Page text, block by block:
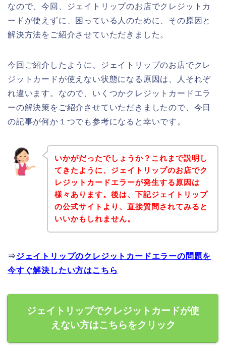
なので、今回、ジェイトリップのお店でクレジットカ
ードが使えずに、困っている人のために、その原因と
解決方法をご紹介させていただきました。
今回ご紹介したように、ジェイトリップのお店でクレ
ジットカードが使えない状態になる原因は、人それぞ
れ違います。なので、いくつかクレジットカードエラ
ーの解決策をご紹介させていただきましたので、今日
の記事が何か１つでも参考になると幸いです。
いかがだったでしょうか？これまで説明し
てきたように、ジェイトリップのお店でク
レジットカードエラーが発生する原因は
様々あります。後は、下記ジェイトリップ
の公式サイトより、直接質問されてみると
いいかもしれません。
⇒ジェイトリップのクレジットカードエラーの問題を
今すぐ解決したい方はこちら
ジェイトリップでクレジットカードが使
えない方はこちらをクリック